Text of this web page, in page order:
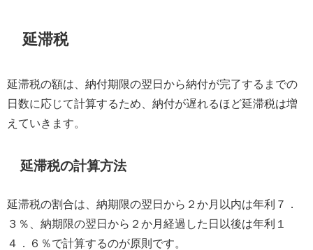
延滞税
延滞税の額は、納付期限の翌日から納付が完了するまでの
日数に応じて計算するため、納付が遅れるほど延滞税は増
えていきます。
延滞税の計算方法
延滞税の割合は、納期限の翌日から２か月以内は年利７．
３％、納期限の翌日から２か月経過した日以後は年利１
４．６％で計算するのが原則です。